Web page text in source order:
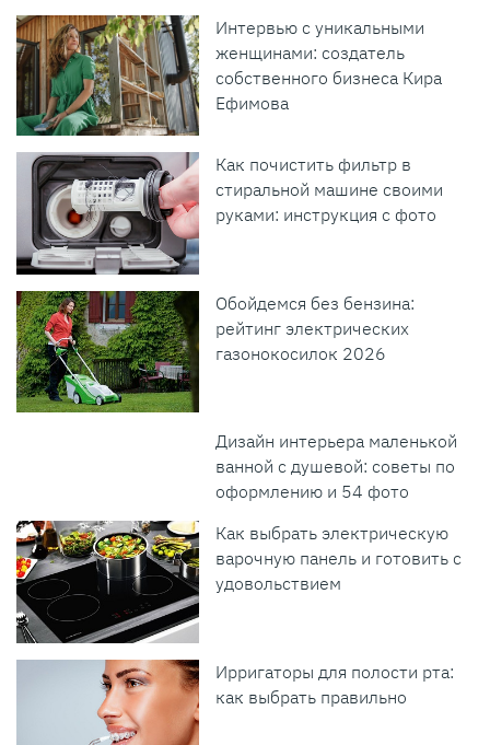
Интервью с уникальными
женщинами: создатель
собственного бизнеса Кира
Ефимова
Как почистить фильтр в
стиральной машине своими
руками: инструкция с фото
Обойдемся без бензина:
рейтинг электрических
газонокосилок 2026
Дизайн интерьера маленькой
ванной с душевой: советы по
оформлению и 54 фото
Как выбрать электрическую
варочную панель и готовить с
удовольствием
Ирригаторы для полости рта:
как выбрать правильно